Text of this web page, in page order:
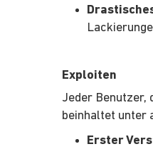
Exploiten
Jeder Benutzer,
beinhaltet unter
Erster